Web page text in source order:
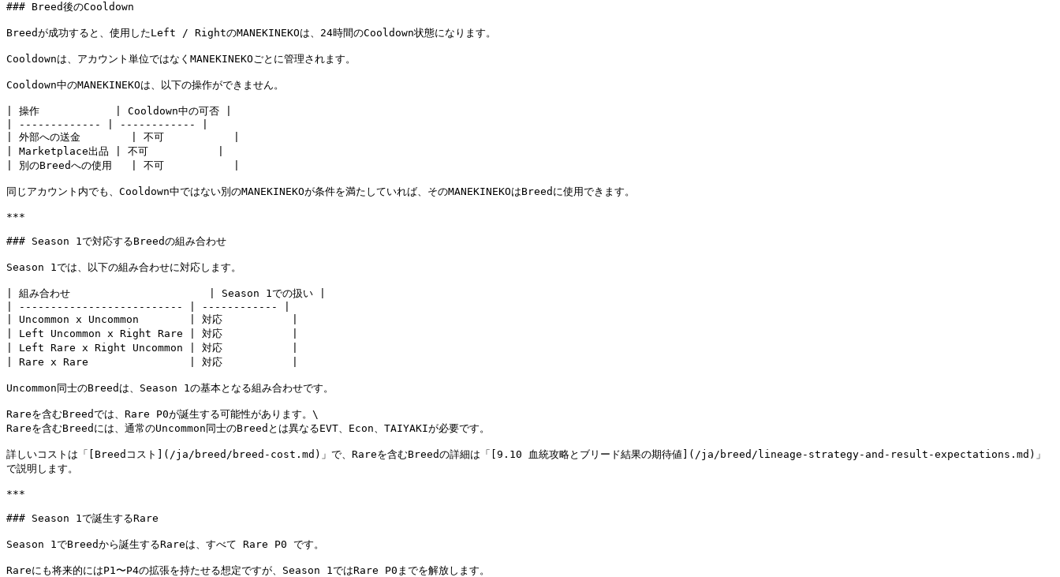
### Breed後のCooldown
Breedが成功すると、使用したLeft / RightのMANEKINEKOは、24時間のCooldown状態になります。
Cooldownは、アカウント単位ではなくMANEKINEKOごとに管理されます。
Cooldown中のMANEKINEKOは、以下の操作ができません。
| 操作            | Cooldown中の可否 |
| ------------- | ------------ |
| 外部への送金        | 不可           |
| Marketplace出品 | 不可           |
| 別のBreedへの使用   | 不可           |
同じアカウント内でも、Cooldown中ではない別のMANEKINEKOが条件を満たしていれば、そのMANEKINEKOはBreedに使用できます。
***
### Season 1で対応するBreedの組み合わせ
Season 1では、以下の組み合わせに対応します。
| 組み合わせ                      | Season 1での扱い |
| -------------------------- | ------------ |
| Uncommon x Uncommon        | 対応           |
| Left Uncommon x Right Rare | 対応           |
| Left Rare x Right Uncommon | 対応           |
| Rare x Rare                | 対応           |
Uncommon同士のBreedは、Season 1の基本となる組み合わせです。
Rareを含むBreedでは、Rare P0が誕生する可能性があります。\
Rareを含むBreedには、通常のUncommon同士のBreedとは異なるEVT、Econ、TAIYAKIが必要です。
詳しいコストは「[Breedコスト](/ja/breed/breed-cost.md)」で、Rareを含むBreedの詳細は「[9.10 血統攻略とブリード結果の期待値](/ja/breed/lineage-strategy-and-result-expectations.md)」
で説明します。
***
### Season 1で誕生するRare
Season 1でBreedから誕生するRareは、すべて Rare P0 です。
Rareにも将来的にはP1〜P4の拡張を持たせる想定ですが、Season 1ではRare P0までを解放します。